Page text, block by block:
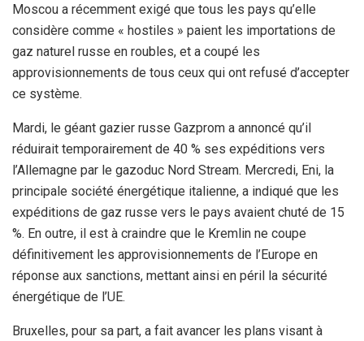
Moscou a récemment exigé que tous les pays qu’elle
considère comme « hostiles » paient les importations de
gaz naturel russe en roubles, et a coupé les
approvisionnements de tous ceux qui ont refusé d’accepter
ce système.
Mardi, le géant gazier russe Gazprom a annoncé qu’il
réduirait temporairement de 40 % ses expéditions vers
l’Allemagne par le gazoduc Nord Stream. Mercredi, Eni, la
principale société énergétique italienne, a indiqué que les
expéditions de gaz russe vers le pays avaient chuté de 15
%. En outre, il est à craindre que le Kremlin ne coupe
définitivement les approvisionnements de l’Europe en
réponse aux sanctions, mettant ainsi en péril la sécurité
énergétique de l’UE.
Bruxelles, pour sa part, a fait avancer les plans visant à